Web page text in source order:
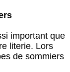
important que
literie. Lors
de sommiers